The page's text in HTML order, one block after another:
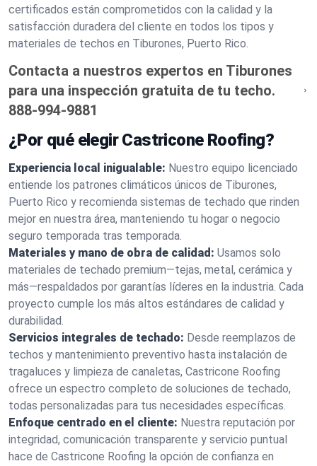
certificados están comprometidos con la calidad y la
satisfacción duradera del cliente en todos los tipos y
materiales de techos en Tiburones, Puerto Rico.
Contacta a nuestros expertos en Tiburones
para una inspección gratuita de tu techo.
888-994-9881
¿Por qué elegir Castricone Roofing?
Experiencia local inigualable: Nuestro equipo licenciado
entiende los patrones climáticos únicos de Tiburones,
Puerto Rico y recomienda sistemas de techado que rinden
mejor en nuestra área, manteniendo tu hogar o negocio
seguro temporada tras temporada.
Materiales y mano de obra de calidad: Usamos solo
materiales de techado premium—tejas, metal, cerámica y
más—respaldados por garantías líderes en la industria. Cada
proyecto cumple los más altos estándares de calidad y
durabilidad.
Servicios integrales de techado: Desde reemplazos de
techos y mantenimiento preventivo hasta instalación de
tragaluces y limpieza de canaletas, Castricone Roofing
ofrece un espectro completo de soluciones de techado,
todas personalizadas para tus necesidades específicas.
Enfoque centrado en el cliente: Nuestra reputación por
integridad, comunicación transparente y servicio puntual
hace de Castricone Roofing la opción de confianza en